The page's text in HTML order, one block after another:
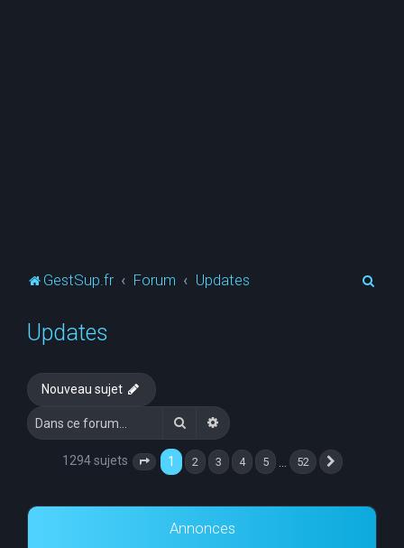
GestSup.fr Forum Updates
Updates
Nouveau sujet
RechercherRecherche avancée
1294 sujets Page 1 sur52
1 2 3 4 5 52
Annonces